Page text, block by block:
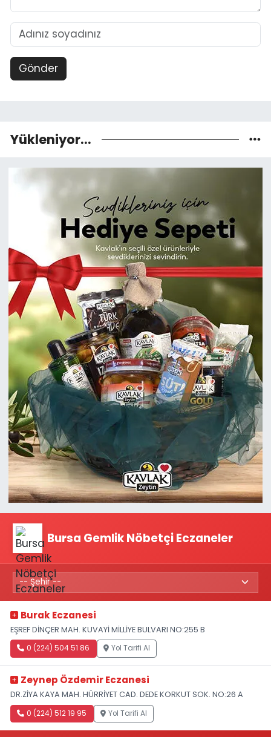
Gönder
Yükleniyor...
Bursa Gemlik Nöbetçi Eczaneler
Burak Eczanesi
EŞREF DİNÇER MAH. KUVAYİ MİLLİYE BULVARI NO:255 B
0 (224) 504 51 86 Yol Tarifi Al
Zeynep Özdemir Eczanesi
DR.ZİYA KAYA MAH. HÜRRİYET CAD. DEDE KORKUT SOK. NO:26 A
0 (224) 512 19 95 Yol Tarifi Al